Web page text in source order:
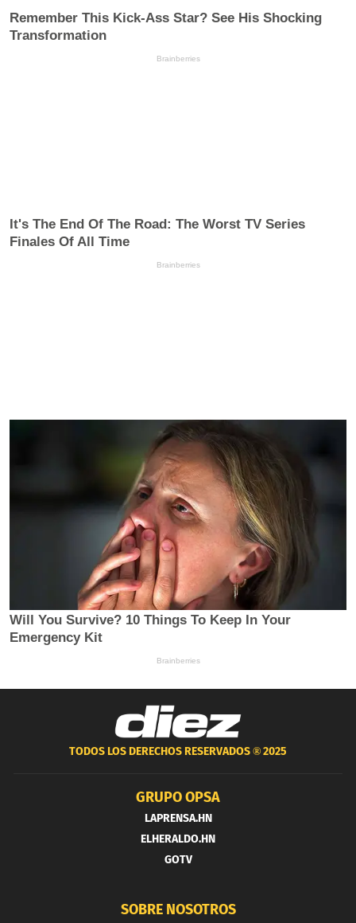
TODOS LOS DERECHOS RESERVADOS ®2025
GRUPO OPSA
LAPRENSA.HN
ELHERALDO.HN
GOTV
SOBRE NOSOTROS